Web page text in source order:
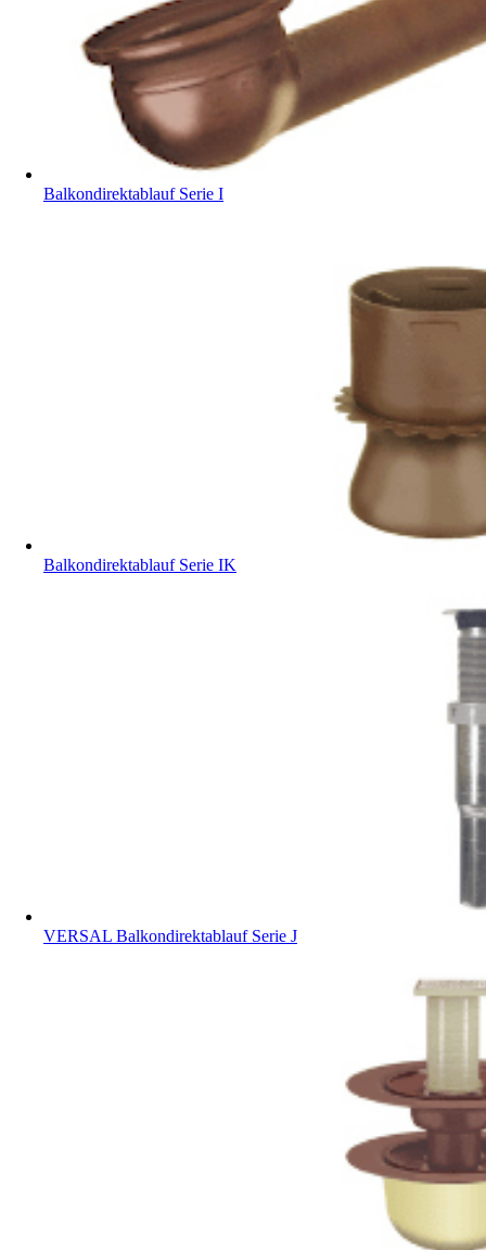
Balkondirektablauf Serie I
Balkondirektablauf Serie IK
VERSAL Balkondirektablauf Serie J